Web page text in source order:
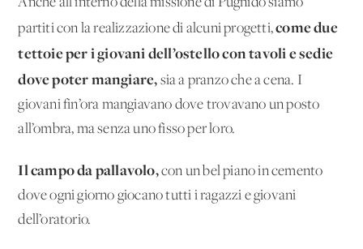
partiti con la realizzazione di alcuni progetti,come due
tettoie per i giovani dell’ostello con tavoli e sedie
dove poter mangiare, sia a pranzo che a cena. I
giovani fin’ora mangiavano dove trovavano un posto
all’ombra, ma senza uno fisso per loro.
Il campo da pallavolo,con un bel piano in cemento
dove ogni giorno giocano tutti i ragazzi e giovani
dell’oratorio.